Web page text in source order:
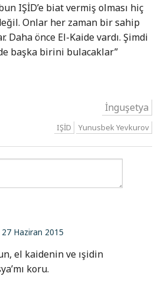
IŞİD’e biat vermiş olması hiç
Onlar her zaman bir sahip
Daha önce El-Kaide vardı. Şimdi
başka birini bulacaklar”
İnguşetya
IŞİD Yunusbek Yevkurov
27 Haziran 2015
el kaidenin ve ışidin
koru.